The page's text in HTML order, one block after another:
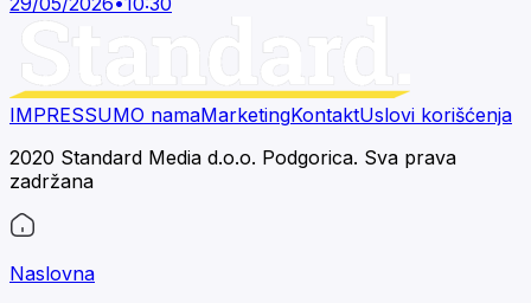
IMPRESSUMO namaMarketingKontaktUslovi korišćenja
2020 Standard Media d.o.o. Podgorica. Sva prava
zadržana
Naslovna